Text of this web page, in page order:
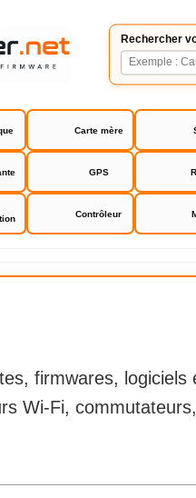
Rechercher
Carte mère
GPS
Contrôleur
firmwares, logiciels
Wi-Fi,